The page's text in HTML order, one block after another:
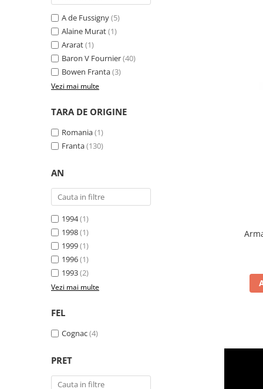
A de Fussigny(5)
Alaine Murat(1)
Ararat(1)
Baron V Fournier(40)
Bowen Franta(3)
Vezi mai multe
TARA DE ORIGINE
Romania(1)
Franta(130)
AN
1994(1)
1998(1)
1999(1)
1996(1)
1993(2)
Vezi mai multe
FEL
Cognac(4)
PRET